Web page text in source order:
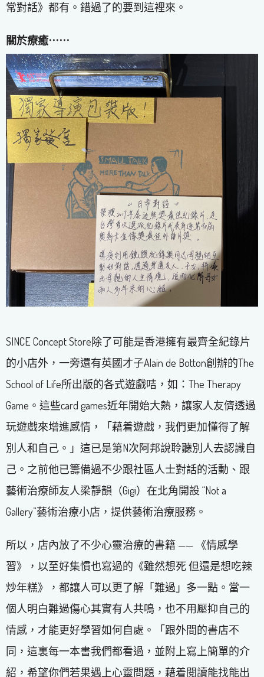
常對話》都有。錯過了的要到這裡來。
關於療癒⋯⋯
SINCE Concept Store除了可能是香港擁有最齊全紀錄片
的小店外，一旁還有英國才子Alain de Botton創辦的The
School of Life所出版的各式遊戲咭，如：The Therapy
Game。這些card games近年開始大熱，讓家人友儕透過
玩遊戲來增進感情，「藉着遊戲，我們更加懂得了解
別人和自己。」這已是第N次阿邦說聆聽別人去認識自
己。之前他已籌備過不少跟社區人士對話的活動、跟
藝術治療師友人梁靜韻（Gigi）在北角開設 “Not a
Gallery”藝術治療小店，提供藝術治療服務。
所以，店內放了不少心靈治療的書籍 —— 《情感學
習》，以至好集慣也寫過的《雖然想死 但還是想吃辣
炒年糕》，都讓人可以更了解「難過」多一點。當一
個人明白難過傷心其實有人共鳴，也不用壓抑自己的
情感，才能更好學習如何自處。「跟外間的書店不
同，這裏每一本書我們都看過，並附上寫上簡單的介
紹，希望你們若果遇上心靈問題，藉着閱讀能找能出